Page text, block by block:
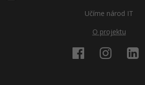
Učíme národ IT
O projektu